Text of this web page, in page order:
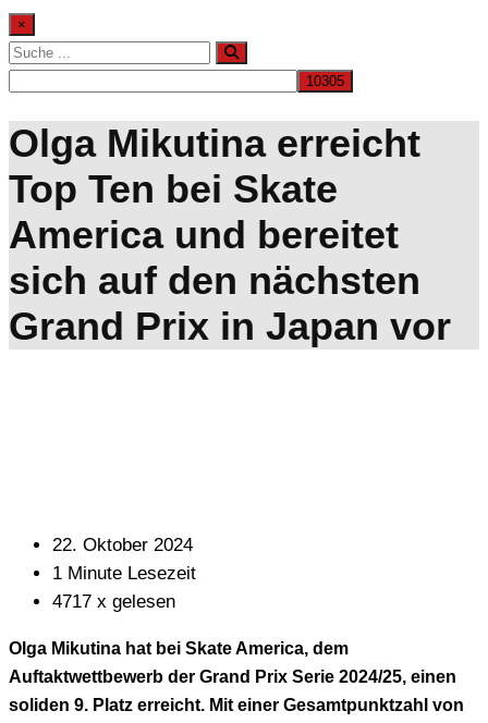
×
Olga Mikutina erreicht
Top Ten bei Skate
America und bereitet
sich auf den nächsten
Grand Prix in Japan vor
22. Oktober 2024
1 Minute Lesezeit
4717 x gelesen
Olga Mikutina hat bei Skate America, dem
Auftaktwettbewerb der Grand Prix Serie 2024/25, einen
soliden 9. Platz erreicht. Mit einer Gesamtpunktzahl von